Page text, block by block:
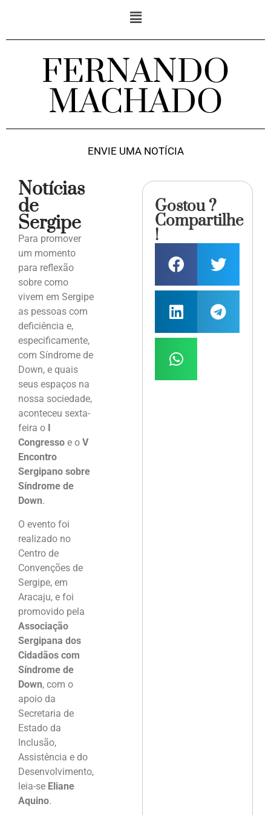
FERNANDO
MACHADO
ENVIE UMA NOTÍCIA
Notícias
de
Sergipe
Para promover
um momento
para reflexão
sobre como
vivem em Sergipe
as pessoas com
deficiência e,
especificamente,
com Síndrome de
Down, e quais
seus espaços na
nossa sociedade,
aconteceu sexta-
feira o
Congresso e o V
Encontro
Sergipano sobre
Síndrome de
Down.
O evento foi
realizado no
Centro de
Convenções de
Sergipe, em
Aracaju, e foi
promovido pela
Associação
Sergipana dos
Cidadãos com
Síndrome de
Down, com o
apoio da
Secretaria de
Estado da
Inclusão,
Assistência e do
Desenvolvimento,
leia-se Eliane
Aquino.
Gostou ?
Compartilhe
!